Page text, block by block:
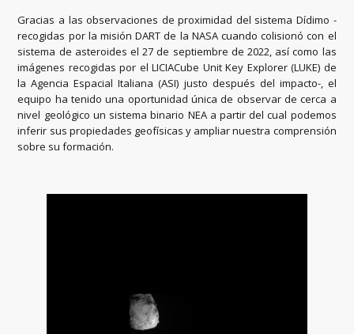
Gracias a las observaciones de proximidad del sistema Dídimo -
recogidas por la misión DART de la NASA cuando colisionó con el
sistema de asteroides el 27 de septiembre de 2022, así como las
imágenes recogidas por el LICIACube Unit Key Explorer (LUKE) de
la Agencia Espacial Italiana (ASI) justo después del impacto-, el
equipo ha tenido una oportunidad única de observar de cerca a
nivel geológico un sistema binario NEA a partir del cual podemos
inferir sus propiedades geofísicas y ampliar nuestra comprensión
sobre su formación.